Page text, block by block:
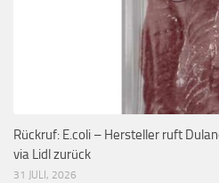
Rückruf: E.coli – Hersteller ruft
via Lidl zurück
31 JULI, 2026